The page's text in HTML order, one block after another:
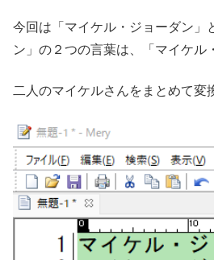
今回は「マイケル・ジョーダン」
ン」の２つの言葉は、「マイケル
二人のマイケルさんをまとめて変